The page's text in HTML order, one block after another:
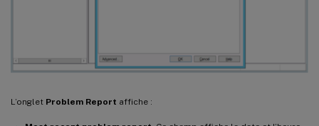
L’onglet Problem Report affiche :